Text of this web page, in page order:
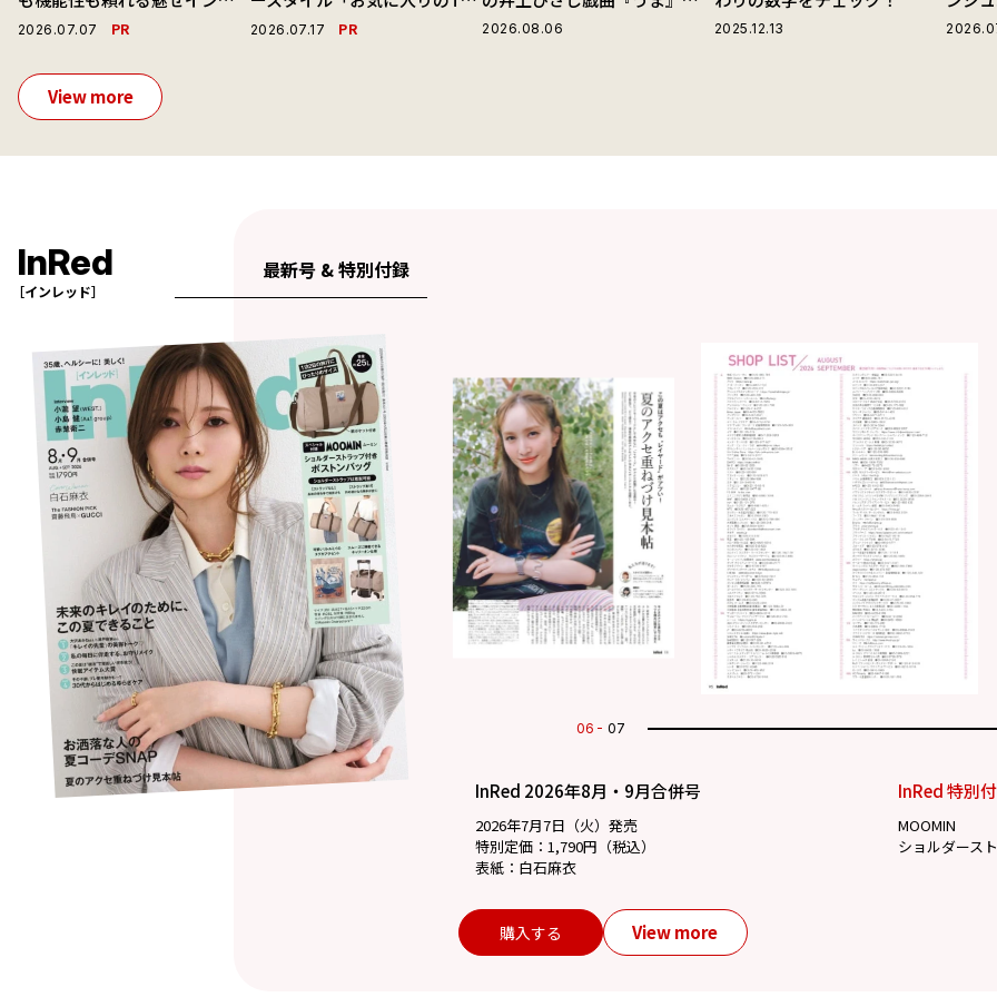
ーで毎日を心地よくアプデ！
2026.07.07 PR
ャツと最高の時計と。」
2026.07.17 PR
演じる“爽快な悪人”の魅力と
2026.08.06 2025.12.13
View more
InRed
［インレッド］
最新号 & 特別付録
07 07
InRed 2026年8月・9月合併号
2026年7月7日（火）発売
特別定価：1,790円（税込）
表紙：白石麻衣
InRed 特別
MOOMIN
ショルダース
購入する View more